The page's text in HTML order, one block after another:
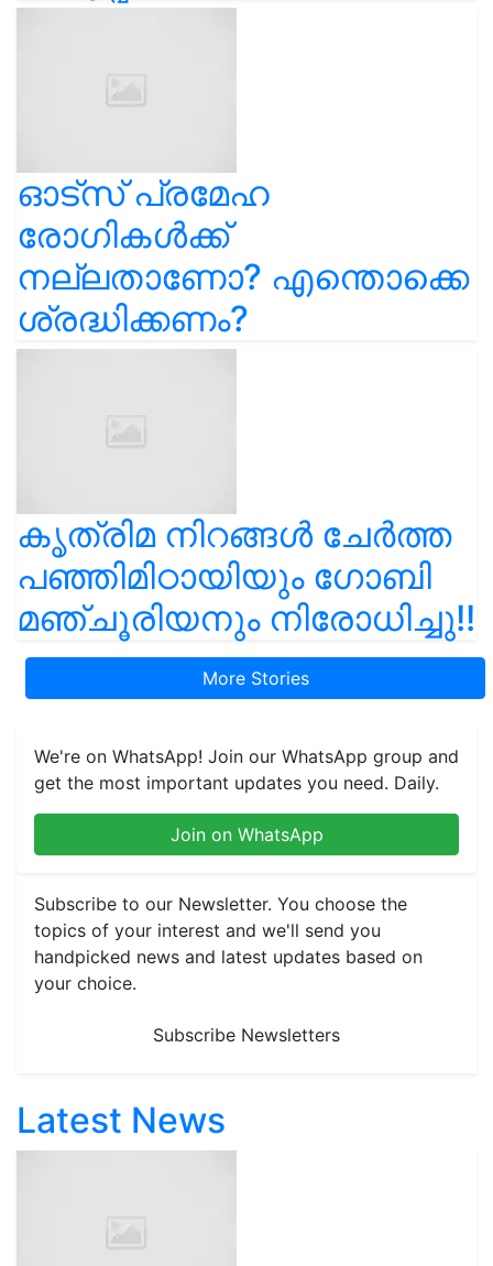
ഓട്സ് പ്രമേഹ
രോഗികൾക്ക്
നല്ലതാണോ? എന്തൊക്കെ
ശ്രദ്ധിക്കണം?
കൃത്രിമ നിറങ്ങൾ ചേർത്ത
പഞ്ഞിമിഠായിയും ഗോബി
മഞ്ചൂരിയനും നിരോധിച്ചു!!
More Stories
We're on WhatsApp! Join our WhatsApp group and
get the most important updates you need. Daily.
Join on WhatsApp
Subscribe to our Newsletter. You choose the
topics of your interest and we'll send you
handpicked news and latest updates based on
your choice.
Subscribe Newsletters
Latest News